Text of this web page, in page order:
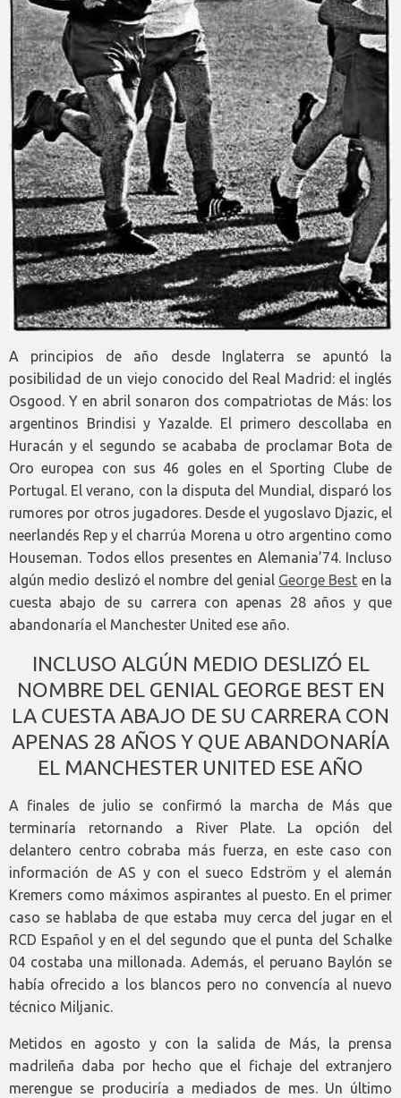
A principios de año desde Inglaterra se apuntó la
posibilidad de un viejo conocido del Real Madrid: el inglés
Osgood. Y en abril sonaron dos compatriotas de Más: los
argentinos Brindisi y Yazalde. El primero descollaba en
Huracán y el segundo se acababa de proclamar Bota de
Oro europea con sus 46 goles en el Sporting Clube de
Portugal. El verano, con la disputa del Mundial, disparó los
rumores por otros jugadores. Desde el yugoslavo Djazic, el
neerlandés Rep y el charrúa Morena u otro argentino como
Houseman. Todos ellos presentes en Alemania’74. Incluso
algún medio deslizó el nombre del genial George Best en la
cuesta abajo de su carrera con apenas 28 años y que
abandonaría el Manchester United ese año.
INCLUSO ALGÚN MEDIO DESLIZÓ EL
NOMBRE DEL GENIAL GEORGE BEST EN
LA CUESTA ABAJO DE SU CARRERA CON
APENAS 28 AÑOS Y QUE ABANDONARÍA
EL MANCHESTER UNITED ESE AÑO
A finales de julio se confirmó la marcha de Más que
terminaría retornando a River Plate. La opción del
delantero centro cobraba más fuerza, en este caso con
información de AS y con el sueco Edström y el alemán
Kremers como máximos aspirantes al puesto. En el primer
caso se hablaba de que estaba muy cerca del jugar en el
RCD Español y en el del segundo que el punta del Schalke
04 costaba una millonada. Además, el peruano Baylón se
había ofrecido a los blancos pero no convencía al nuevo
técnico Miljanic.
Metidos en agosto y con la salida de Más, la prensa
madrileña daba por hecho que el fichaje del extranjero
merengue se produciría a mediados de mes. Un último